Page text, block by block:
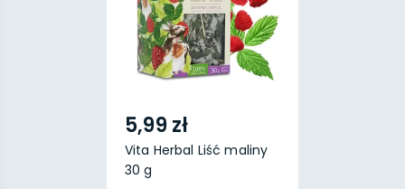
5,99 zł
Vita Herbal Liść maliny
30 g